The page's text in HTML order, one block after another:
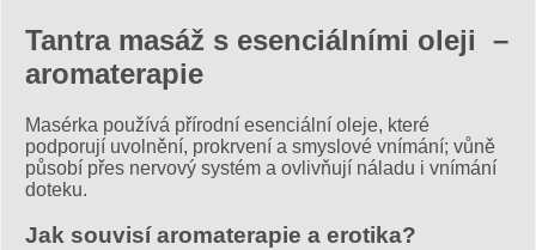
Tantra masáž s esenciálními oleji –
aromaterapie
Masérka používá přírodní esenciální oleje, které
podporují uvolnění, prokrvení a smyslové vnímání; vůně
působí přes nervový systém a ovlivňují náladu i vnímání
doteku.
Jak souvisí aromaterapie a erotika?